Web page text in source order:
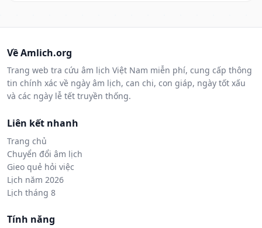
Về Amlich.org
Trang web tra cứu âm lịch Việt Nam miễn phí, cung cấp thông
tin chính xác về ngày âm lịch, can chi, con giáp, ngày tốt xấu
và các ngày lễ tết truyền thống.
Liên kết nhanh
Trang chủ
Chuyển đổi âm lịch
Gieo quẻ hỏi việc
Lịch năm 2026
Lịch tháng 8
Tính năng